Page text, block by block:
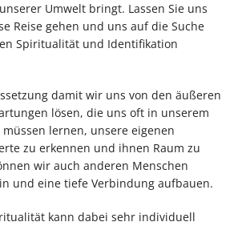
Umwelt bringt. Lassen Sie uns
Reise gehen und uns auf die Suche
Spiritualität und Identifikation
damit wir uns von den äußeren
lösen, die uns oft in unserem
lernen, unsere eigenen
zu erkennen und ihnen Raum zu
wir auch anderen Menschen
und eine tiefe Verbindung aufbauen.
kann dabei sehr individuell